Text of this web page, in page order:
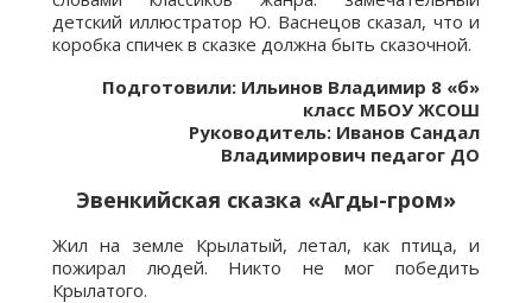
детский иллюстратор Ю. Васнецов сказал, что и
коробка спичек в сказке должна быть сказочной.
Подготовили: Ильинов Владимир 8 «б»
класс МБОУ ЖСОШ
Руководитель: Иванов Сандал
Владимирович педагог ДО
Эвенкийская сказка «Агды-гром»
Жил на земле Крылатый, летал, как птица, и
пожирал людей. Никто не мог победить
Крылатого.